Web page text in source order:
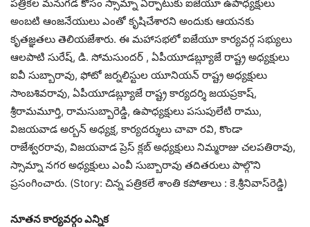
పత్రికల మనుగడ కోసం స్సామ్నా ఏర్పాటుకు ఐజేయూ ఉపాధ్యక్షులు
అంబటి ఆంజనేయులు ఎంతో కృషిచేశారని అందుకు ఆయనకు
కృతజ్ఞతలు తెలియజేశారు. ఈ మహాసభలో ఐజేయూ కార్యవర్గ సభ్యులు
ఆలపాటి సురేష్, డి. సోమసుందర్ , ఏపీయూడబ్ల్యూజే రాష్ట్ర అధ్యక్షులు
ఐవీ సుబ్బారావు, ఫోటో జర్నలిస్టుల యూనియన్ రాష్ట్ర అధ్యక్షులు
సాంబశివరావు, ఏపీయూడబ్ల్యూజే రాష్ట్ర కార్యదర్శి జయప్రకాష్,
శ్రీరామమూర్తి, రామసుబ్బారెడ్డి, ఉపాధ్యక్షులు పసుపులేటి రాము,
విజయవాడ అర్బన్ అధ్యక్ష, కార్యదర్శులు చావా రవి, కొండా
రాజేశ్వరరావు, విజయవాడ ప్రెస్ క్లబ్ అధ్యక్షులు నిమ్మరాజు చలపతిరావు,
స్సామ్నా నగర అధ్యక్షులు ఎంవీ సుబ్బారావు తదితరులు పాల్గొని
ప్రసంగించారు. (Story: చిన్న ప‌త్రిక‌లే శాంతి క‌పోతాలు : కె.శ్రీ‌నివాస్‌రెడ్డి)
నూతన కార్యవర్గం ఎన్నిక